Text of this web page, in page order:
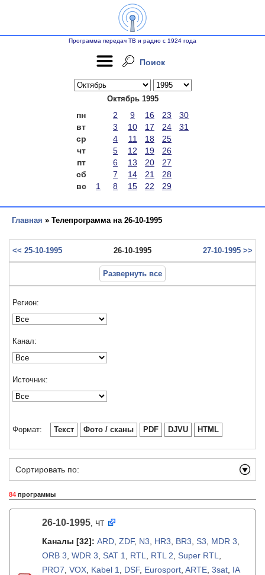
Программа передач ТВ и радио с 1924 года
Поиск
Октябрь 1995
пн 2 9 16 23
30
вт
3 10 17 24
31
ср
4 11 18
25
чт
5 12 19
26
пт
6 13 20
27
сб
7 14 21
28
вс
1 8 15 22 29
Главная » Телепрограмма на 26-10-1995
<< 25-10-1995 26-10-1995 27-10-1995 >>
Развернуть все
Регион:
Канал:
Источник:
Формат: Текст Фото / сканы PDF DJVU HTML
Сортировать по:
84 программы
26-10-1995, чт
Каналы [32]: ARD ZDF, N3 HR3 BR3 S3 MDR 3
ORB 3 WDR 3 SAT 1 RTL RTL 2 Super RTL
PRO7 VOX Kabel 1 DSF, Eurosport ARTE 3sat IA